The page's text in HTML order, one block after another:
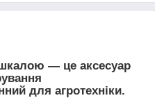
— це аксесуар
для агротехніки.